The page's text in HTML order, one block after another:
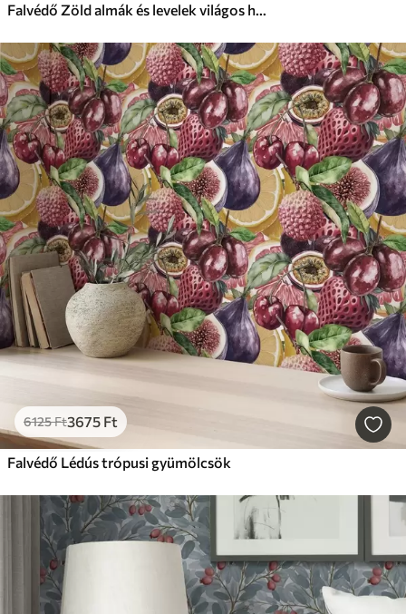
Falvédő Zöld almák és levelek világos háttér előtt
6125Ft3675 Ft
Falvédő Lédús trópusi gyümölcsök